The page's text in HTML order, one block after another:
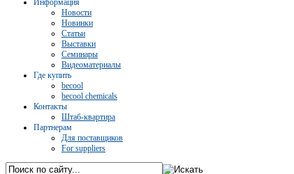
Информация
Новости
Новинки
Статьи
Выставки
Семинары
Видеоматериалы
Где купить
becool
becool chemicals
Контакты
Штаб-квартира
Партнерам
Для поставщиков
For suppliers